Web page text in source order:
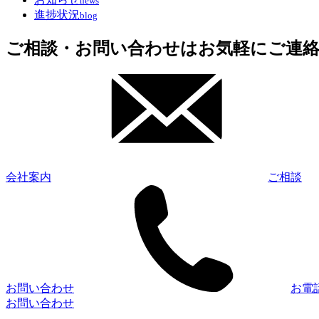
進捗状況blog
ご相談・お問い合わせはお気軽にご連
会社案内 ご相談
お問い合わせ
お電
お問い合わせ